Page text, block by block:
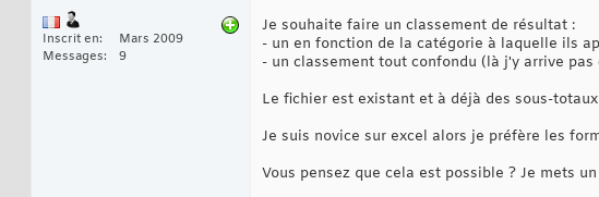
Inscrit en
Mars 2009
Messages
9
Je souhaite faire un classement de résultat :
- un en fonction de la catégorie à laquelle ils
- un classement tout confondu (là j'y arrive
Le fichier est existant et à déjà des sous-
Je suis novice sur excel alors je préfère les
Vous pensez que cela est possible ? Je mets